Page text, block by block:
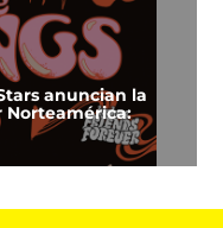
anuncian la
Norteamérica: